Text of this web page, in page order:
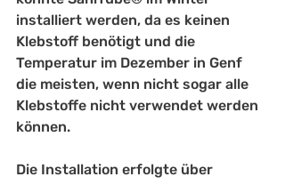
installiert werden, da es keinen
Klebstoff benötigt und die
Temperatur im Dezember in Genf
die meisten, wenn nicht sogar alle
Klebstoffe nicht verwendet werden
können.
Die Installation erfolgte über